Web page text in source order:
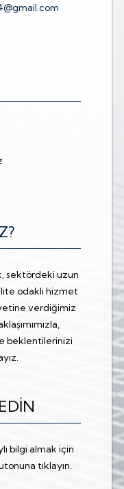
sektördeki uzun
odaklı hizmet
verdiğimiz
beklentilerinizi
bilgi almak için
tıklayın.